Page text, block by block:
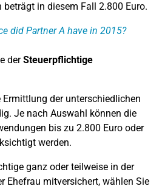
in diesem Fall 2.800 Euro.
did Partner A have in 2015?
derSteuerpflichtige
der unterschiedlichen
Je nach Auswahl können die
bis zu 2.800 Euro oder
werden.
ganz oder teilweise in der
Ehefrau mitversichert, wählen Sie